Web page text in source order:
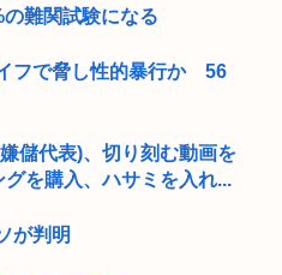
難関試験になる
フで脅し性的暴行か 56
儲代表)、切り刻む動画を
を購入、ハサミを入れ...
が判明